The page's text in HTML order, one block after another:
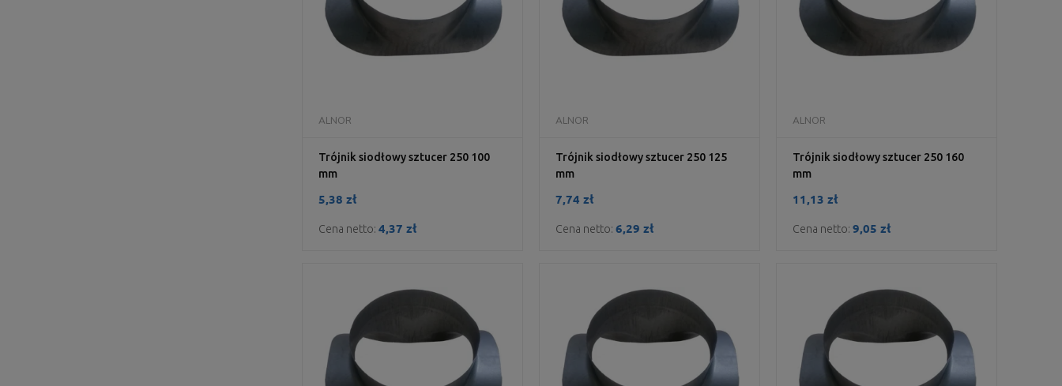
Trójnik siodłowy sztucer 250 100
mm
ALNOR
5,38 zł
Cena netto: 4,37 zł
Trójnik siodłowy sztucer 250 125
mm
ALNOR
7,74 zł
Cena netto: 6,29 zł
Trójnik siodłowy sztucer 250 160
mm
ALNOR
11,13 zł
Cena netto: 9,05 zł